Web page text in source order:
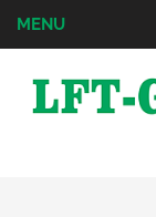
MENU